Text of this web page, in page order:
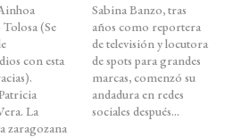
(Se
con esta
La
zaragozana
tras
reportera
grandes
su
redes
sociales después...